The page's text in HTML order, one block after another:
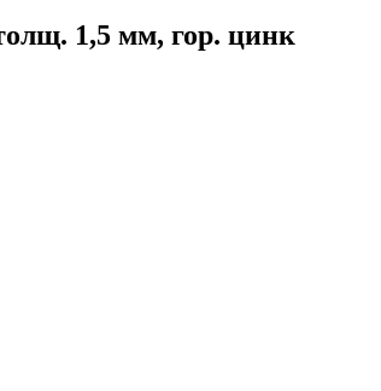
1,5 мм, гор. цинк